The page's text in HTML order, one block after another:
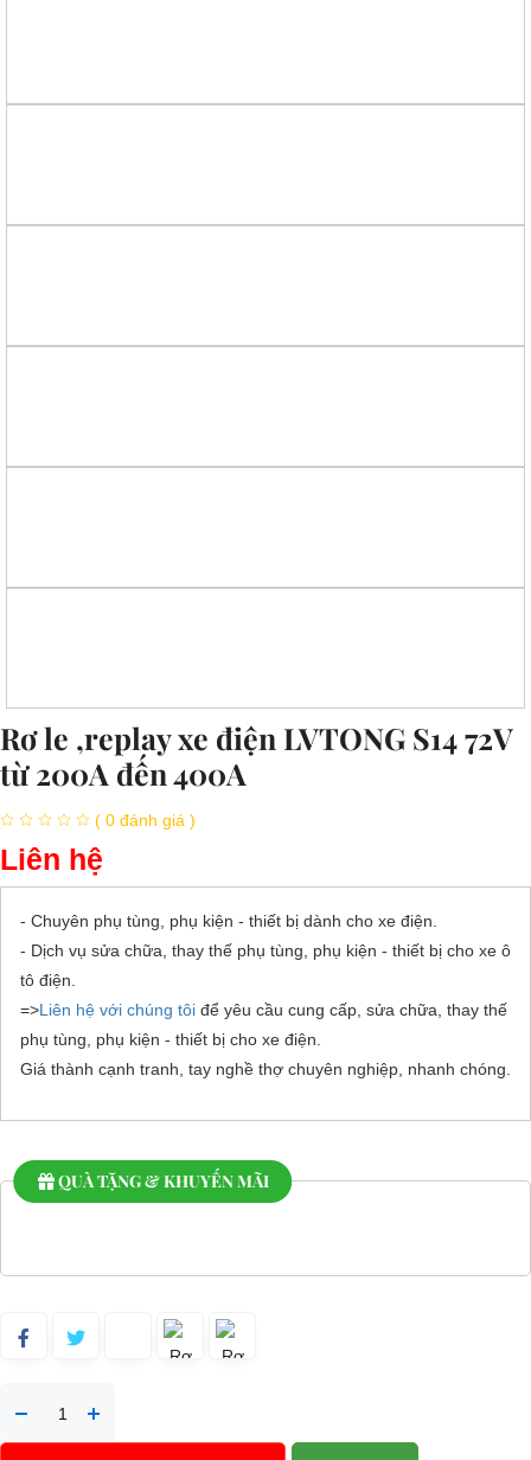
Rơ le ,replay xe điện LVTONG S14 72V
từ 200A đến 400A
( 0 đánh giá )
Liên hệ
- Chuyên phụ tùng, phụ kiện - thiết bị dành cho xe điện.
- Dịch vụ sửa chữa, thay thế phụ tùng, phụ kiện - thiết bị cho xe ô
tô điện.
=>Liên hệ với chúng tôi để yêu cầu cung cấp, sửa chữa, thay thế
phụ tùng, phụ kiện - thiết bị cho xe điện.
Giá thành cạnh tranh, tay nghề thợ chuyên nghiệp, nhanh chóng.
QUÀ TẶNG & KHUYẾN MÃI